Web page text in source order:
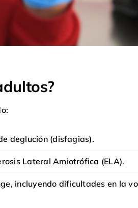
deglución (disfagias).
Lateral Amiotrófica (ELA).
incluyendo dificultades en la